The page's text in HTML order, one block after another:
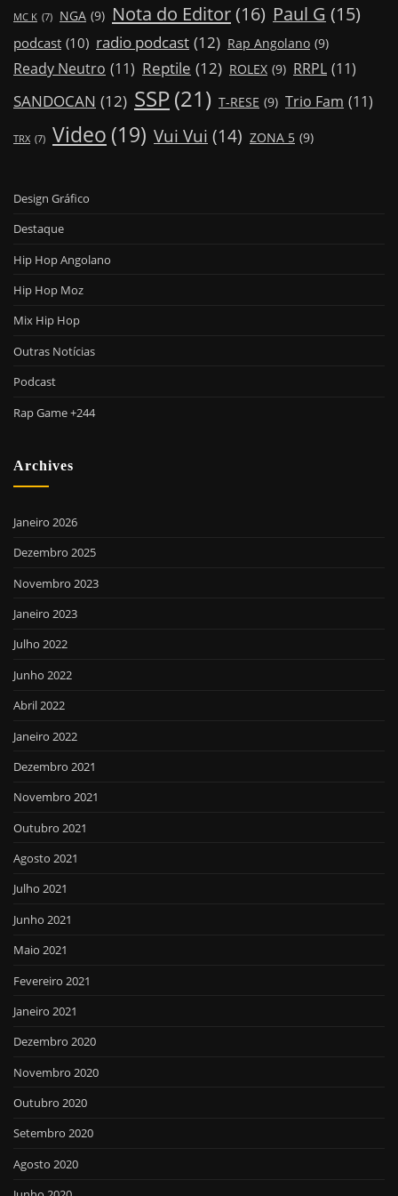
MC K (7) NGA (9) Nota do Editor(16) Paul G (15)
podcast (10) radio podcast (12) Rap Angolano (9)
Ready Neutro (11) Reptile (12) ROLEX (9) RRPL (11)
SANDOCAN (12) SSP(21) T-RESE (9) Trio Fam (11)
TRX (7) Video (19) Vui Vui (14) ZONA 5 (9)
Design Gráfico
Destaque
Hip Hop Angolano
Hip Hop Moz
Mix Hip Hop
Outras Notícias
Podcast
Rap Game +244
Archives
Janeiro 2026
Dezembro 2025
Novembro 2023
Janeiro 2023
Julho 2022
Junho 2022
Abril 2022
Janeiro 2022
Dezembro 2021
Novembro 2021
Outubro 2021
Agosto 2021
Julho 2021
Junho 2021
Maio 2021
Fevereiro 2021
Janeiro 2021
Dezembro 2020
Novembro 2020
Outubro 2020
Setembro 2020
Agosto 2020